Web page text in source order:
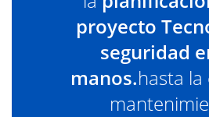
proyecto
seguridad
manos.hasta